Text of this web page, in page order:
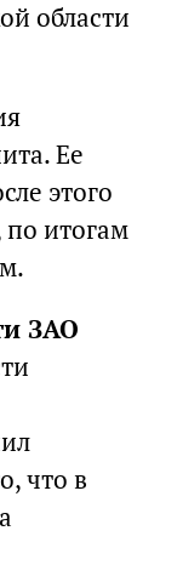
области
Ее
этого
по итогам
ЗАО
что в